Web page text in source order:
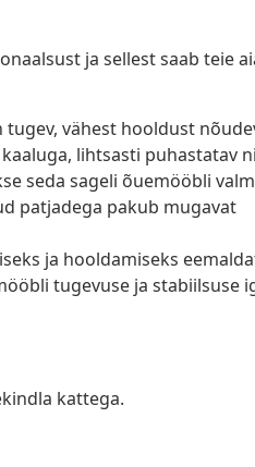
ja sellest saab teie
vähest hooldust
lihtsasti puhastatav
seda sageli õuemööbli
patjadega pakub mugavat
ja hooldamiseks
tugevuse ja stabiilsuse
kattega.